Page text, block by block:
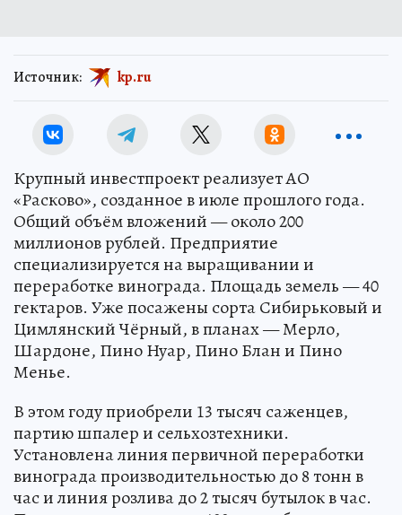
Крупный инвестпроект реализует АО
«Расково», созданное в июле прошлого года.
Общий объём вложений — около 200
миллионов рублей. Предприятие
специализируется на выращивании и
переработке винограда. Площадь земель — 40
гектаров. Уже посажены сорта Сибирьковый и
Цимлянский Чёрный, в планах — Мерло,
Шардоне, Пино Нуар, Пино Блан и Пино
Менье.
В этом году приобрели 13 тысяч саженцев,
партию шпалер и сельхозтехники.
Установлена линия первичной переработки
винограда производительностью до 8 тонн в